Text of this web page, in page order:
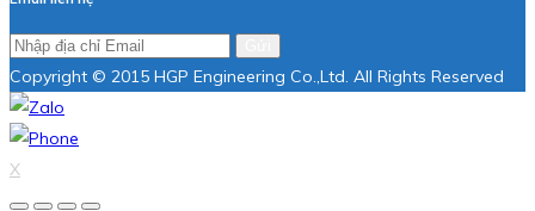
Copyright © 2015 HGP Engineering Co.,Ltd. All Rights Reserved
X